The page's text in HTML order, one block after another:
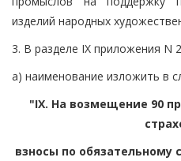
изделий народных
3. В разделе IX приложения N
а) наименование изложить в
"IX. На возмещение 90
взносы по обязательному